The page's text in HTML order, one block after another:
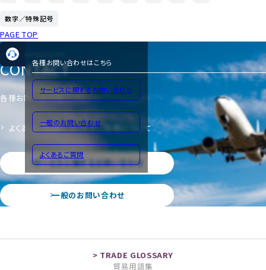
数字／特殊記号
PAGE TOP
各種お問い合わせはこちら
サービスに関するお問い合わせ
一般のお問い合わせ
よくあるご質問
CONTACT
各種お問い合わせ
よくあるご質問 サイトのご利用について
サービスに関するお問い合わせ
一般のお問い合わせ
貿易用語集